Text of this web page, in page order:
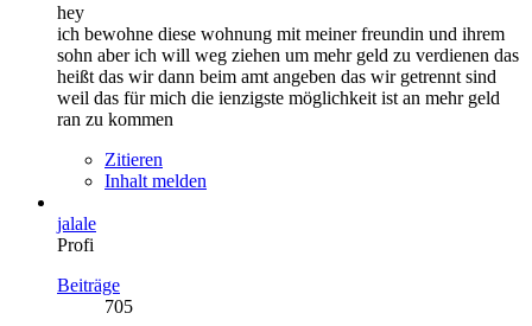
hey
ich bewohne diese wohnung mit meiner freundin und ihrem
sohn aber ich will weg ziehen um mehr geld zu verdienen das
heißt das wir dann beim amt angeben das wir getrennt sind
weil das für mich die ienzigste möglichkeit ist an mehr geld
ran zu kommen
Zitieren
Inhalt melden
jalale
Profi
Beiträge
705